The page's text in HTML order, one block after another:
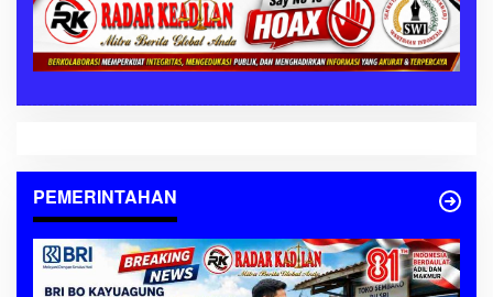
PEMERINTAHAN